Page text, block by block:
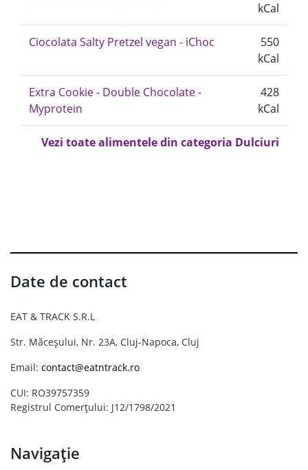
kCal
Ciocolata Salty Pretzel vegan - iChoc
550
kCal
Extra Cookie - Double Chocolate -
Myprotein
428
kCal
Vezi toate alimentele din categoria Dulciuri
Date de contact
EAT & TRACK S.R.L
Str. Măceșului, Nr. 23A, Cluj-Napoca, Cluj
Email: contact@eatntrack.ro
CUI: RO39757359
Registrul Comerțului: J12/1798/2021
Navigație